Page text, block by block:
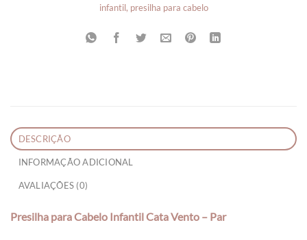
infantil, presilha para cabelo
DESCRIÇÃO
INFORMAÇÃO ADICIONAL
AVALIAÇÕES (0)
Presilha para Cabelo Infantil Cata Vento – Par